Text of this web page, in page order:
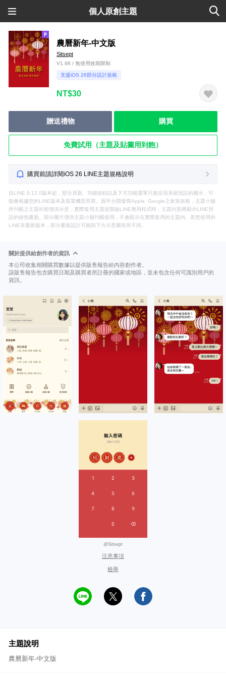
個人原創主題
農曆新年-中文版
Sitsept
V1.98 / 無使用效期限制
支援iOS 26部分設計規格
NT$30
贈送禮物 購買
免費試用（主題及貼圖用到飽）
購買前請詳閱iOS 26 LINE主題規格說明
自LINE 9.12.0版本起，部分頁面、功能按鈕以及下方功能選單只能呈現系統預設的圖示，可
能會根據您的LINE版本及裝置機型而異。因平台開發商Apple, Google之政策規格，主題小舖
所刊載之主題封面僅供示意，實際套用主題並開啟LINE應用程式時，主題封面將顯示LINE預
設的綠色畫面。部分圖片僅供主題小舖刊載使用，不會顯示在實際套用的主題內。若您使用的
LINE非最新版本，部分畫面設計可能與下方示意圖有所不同。
關於提供給創作者的資訊
本公司收集相關購買數據以提供販售報告給內容創作者。
該販售報告包含購買日期及購買者所註冊的國家或地區，並未包含任何可識別用戶的
資訊。
@Sitsept
注意事項
檢舉
主題說明
農曆新年-中文版